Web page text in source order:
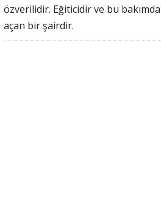
özverilidir. Eğiticidir ve bu
açan bir şairdir.